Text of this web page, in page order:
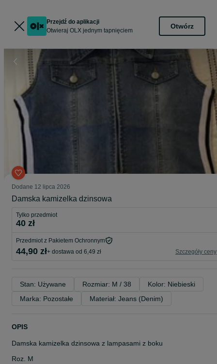
Przejdź do aplikacji
Otwieraj OLX jednym tapnięciem
Otwórz
Dodane 12 lipca 2026
Damska kamizelka dzinsowa
Tylko przedmiot
40 zł
Przedmiot z Pakietem Ochronnym
44,90 zł+ dostawa od 6,49 zł Szczegóły ceny
Stan: Używane Rozmiar: M / 38
Kolor: Niebieski
Marka: Pozostałe
Materiał: Jeans (Denim)
OPIS
Damska kamizelka dzinsowa z lampasami z boku
Roz. M